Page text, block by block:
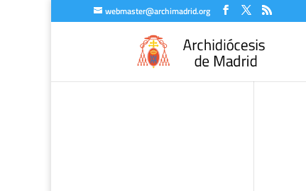
webmaster@archimadrid.org